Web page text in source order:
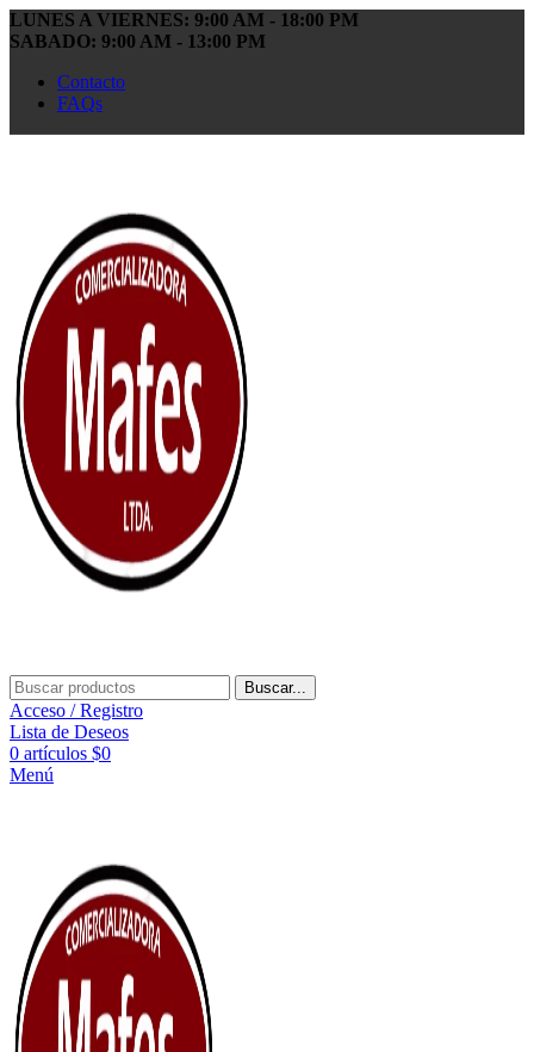
LUNES A VIERNES: 9:00 AM - 18:00 PM
SABADO: 9:00 AM - 13:00 PM
Contacto
FAQs
Buscar...
Acceso / Registro
Lista de Deseos
0 artículos $0
Menú